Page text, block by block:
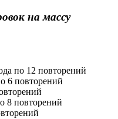
на массу
по 12 повторений
6 повторений
8 повторений